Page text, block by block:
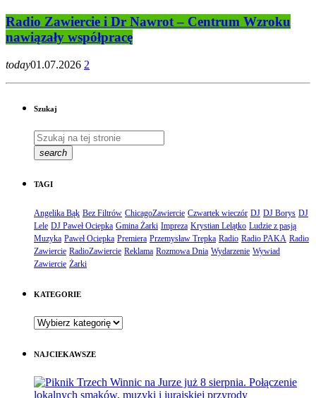
Radio Zawiercie i Dr Nawrot – Centrum Wzroku
nawiązały współpracę
today01.07.2026 2
Szukaj
search
TAGI
Angelika Bąk Bez Filtrów ChicagoZawiercie Czwartek wieczór DJ DJ Borys DJ
Lele DJ Paweł Ociepka Gmina Żarki Impreza Krystian Lelątko Ludzie z pasją
Muzyka Paweł Ociepka Premiera Przemysław Trepka Radio Radio PAKA Radio
Zawiercie RadioZawiercie Reklama Rozmowa Dnia Wydarzenie Wywiad
Zawiercie Żarki
KATEGORIE
KATEGORIE
NAJCIEKAWSZE